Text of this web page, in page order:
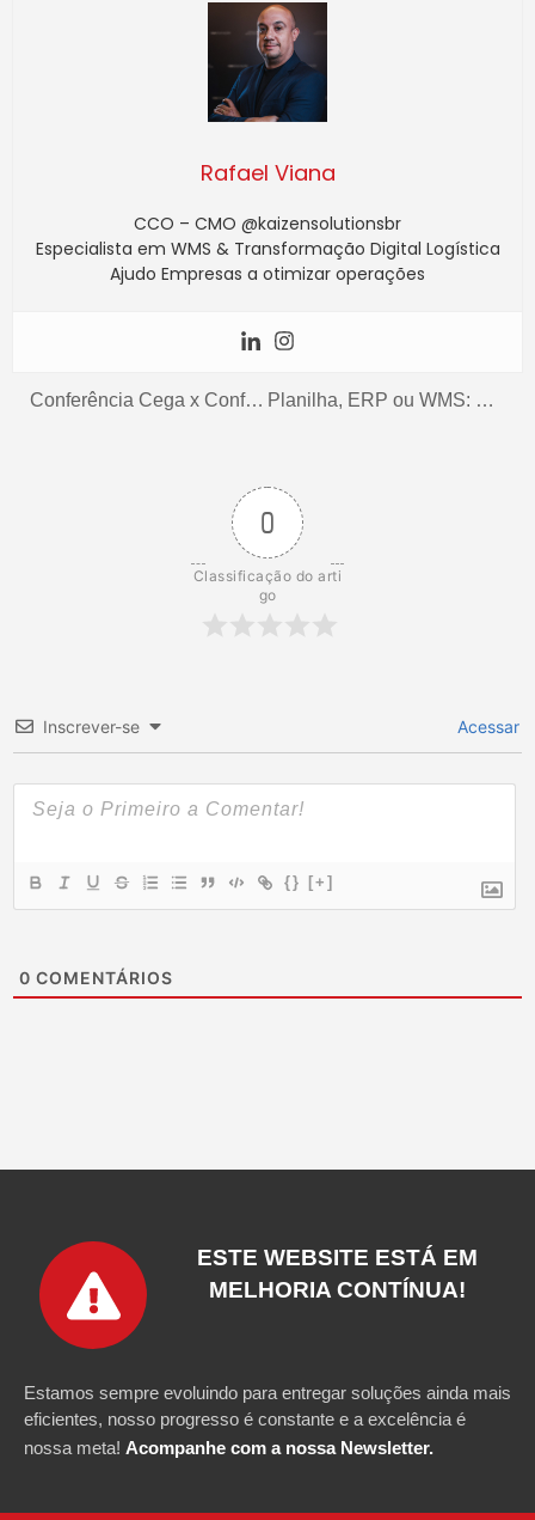
Rafael Viana
CCO – CMO @kaizensolutionsbr
Especialista em WMS & Transformação Digital Logística
Ajudo Empresas a otimizar operações
Conferência Cega x Conferência Guiada: Por Que o Controle de Estoque Começa na Doca Planilha, ERP ou WMS: O Momento Exato da Transição na Intralogística
0
Classificação do arti
go
Inscrever-se Acessar
{} [+]
0 COMENTÁRIOS
ESTE WEBSITE ESTÁ EM
MELHORIA CONTÍNUA!
Estamos sempre evoluindo para entregar soluções ainda mais
eficientes, nosso progresso é constante e a excelência é
nossa meta! Acompanhe com a nossa Newsletter.